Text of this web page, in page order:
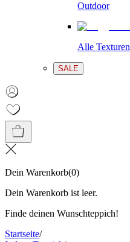
Outdoor
Alle Texturen
SALE
Dein Warenkorb(0)
Dein Warenkorb ist leer.
Finde deinen Wunschteppich!
Startseite/